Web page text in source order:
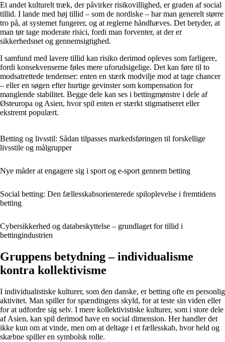
Et andet kulturelt træk, der påvirker risikovillighed, er graden af social
tillid. I lande med høj tillid – som de nordiske – har man generelt større
tro på, at systemet fungerer, og at reglerne håndhæves. Det betyder, at
man tør tage moderate risici, fordi man forventer, at der er
sikkerhedsnet og gennemsigtighed.
I samfund med lavere tillid kan risiko derimod opleves som farligere,
fordi konsekvenserne føles mere uforudsigelige. Det kan føre til to
modsatrettede tendenser: enten en stærk modvilje mod at tage chancer
– eller en søgen efter hurtige gevinster som kompensation for
manglende stabilitet. Begge dele kan ses i bettingmønstre i dele af
Østeuropa og Asien, hvor spil enten er stærkt stigmatiseret eller
ekstremt populært.
Betting og livsstil: Sådan tilpasses markedsføringen til forskellige
livsstile og målgrupper
Nye måder at engagere sig i sport og e-sport gennem betting
Social betting: Den fællesskabsorienterede spiloplevelse i fremtidens
betting
Cybersikkerhed og databeskyttelse – grundlaget for tillid i
bettingindustrien
Gruppens betydning – individualisme
kontra kollektivisme
I individualistiske kulturer, som den danske, er betting ofte en personlig
aktivitet. Man spiller for spændingens skyld, for at teste sin viden eller
for at udfordre sig selv. I mere kollektivistiske kulturer, som i store dele
af Asien, kan spil derimod have en social dimension. Her handler det
ikke kun om at vinde, men om at deltage i et fællesskab, hvor held og
skæbne spiller en symbolsk rolle.